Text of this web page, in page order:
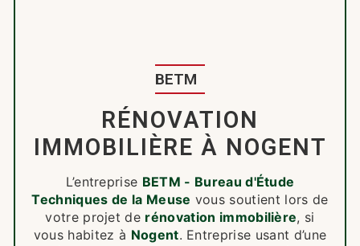
BETM
RÉNOVATION
IMMOBILIÈRE À NOGENT
L’entreprise BETM - Bureau d'Étude
Techniques de la Meuse vous soutient lors de
votre projet de rénovation immobilière, si
vous habitez à Nogent. Entreprise usant d’une